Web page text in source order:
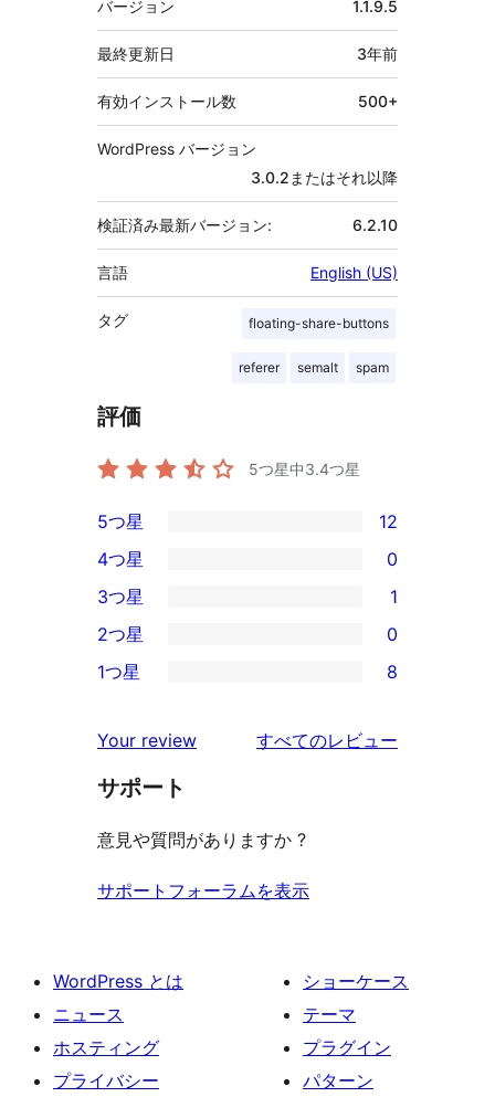
タ
バージョン 1.1.9.5
最終更新日 3年前
有効インストール数 500+
WordPress バージョン
3.0.2またはそれ以降
検証済み最新バージョン: 6.2.10
言語 English (US)
タグ floating-share-buttons
referer semalt spam
評価
5つ星中3.4つ星
12
5-
星
レ
ビ
ー
5つ星 12
4-
星
レ
ュ
ー
4つ星 0
1
3-
星
ビ
ュ
3つ星 1
2-
レ
ビ
ー
2つ星 0
星
レ
ュ
ー
1つ星 8
Your review すべてのレビュー
サポート
意見や質問がありますか ?
サポートフォーラムを表示
WordPress とは
ニュース
ホスティング
プライバシー
ショーケース
テーマ
プラグイン
パターン